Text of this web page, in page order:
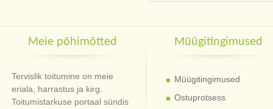
Meie põhimõtted
Tervislik toitumine on meie
eriala, harrastus ja kirg.
Toitumistarkuse portaal sündis
Müügitingimused
Müügitingimused
Ostuprotsess